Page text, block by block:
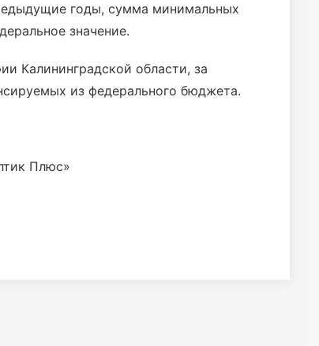
годы, сумма минимальных
значение.
Калининградской области, за
из федерального бюджета.
Плюс»